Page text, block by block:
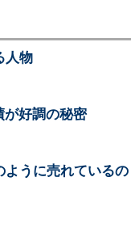
人物
が好調の秘密
ように売れているの